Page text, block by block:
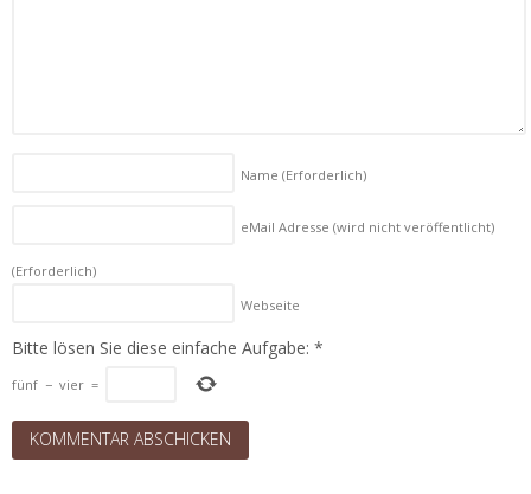
Name (Erforderlich)
eMail Adresse (wird nicht veröffentlicht)
(Erforderlich)
Webseite
Bitte lösen Sie diese einfache Aufgabe: *
fünf − vier =